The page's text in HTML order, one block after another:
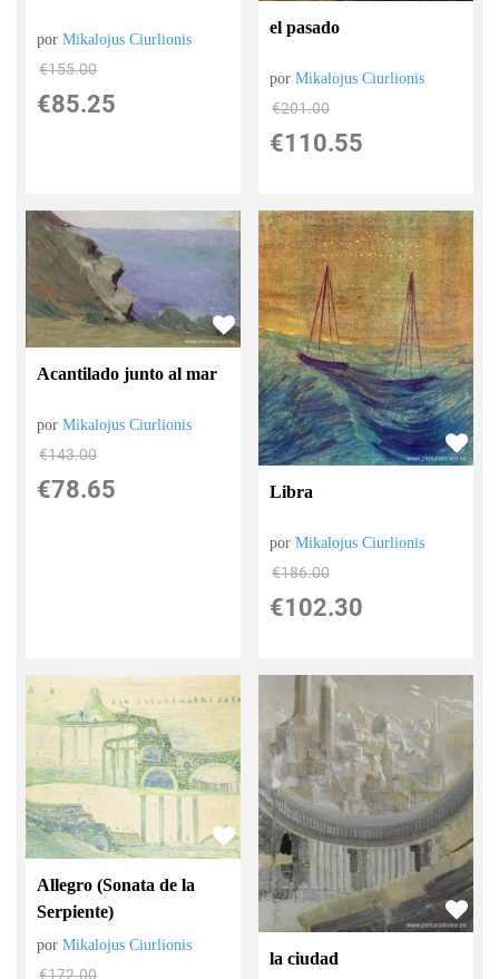
porMikalojus Ciurlionis
€155.00
€85.25
el pasado
porMikalojus Ciurlionis
€201.00
€110.55
Acantilado junto al mar
porMikalojus Ciurlionis
€143.00
€78.65 Libra
porMikalojus Ciurlionis
€186.00
€102.30
Allegro (Sonata de la
Serpiente)
porMikalojus Ciurlionis
€172.00
la ciudad